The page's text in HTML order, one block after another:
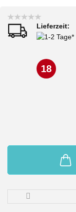
Lieferzeit:
18